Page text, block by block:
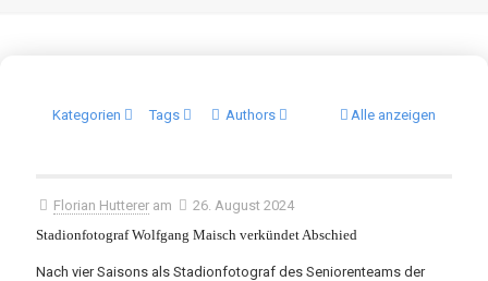
Kategorien Tags Authors Alle anzeigen
Florian Hutterer am
26. August 2024
Stadionfotograf Wolfgang Maisch verkündet Abschied
Nach vier Saisons als Stadionfotograf des Seniorenteams der